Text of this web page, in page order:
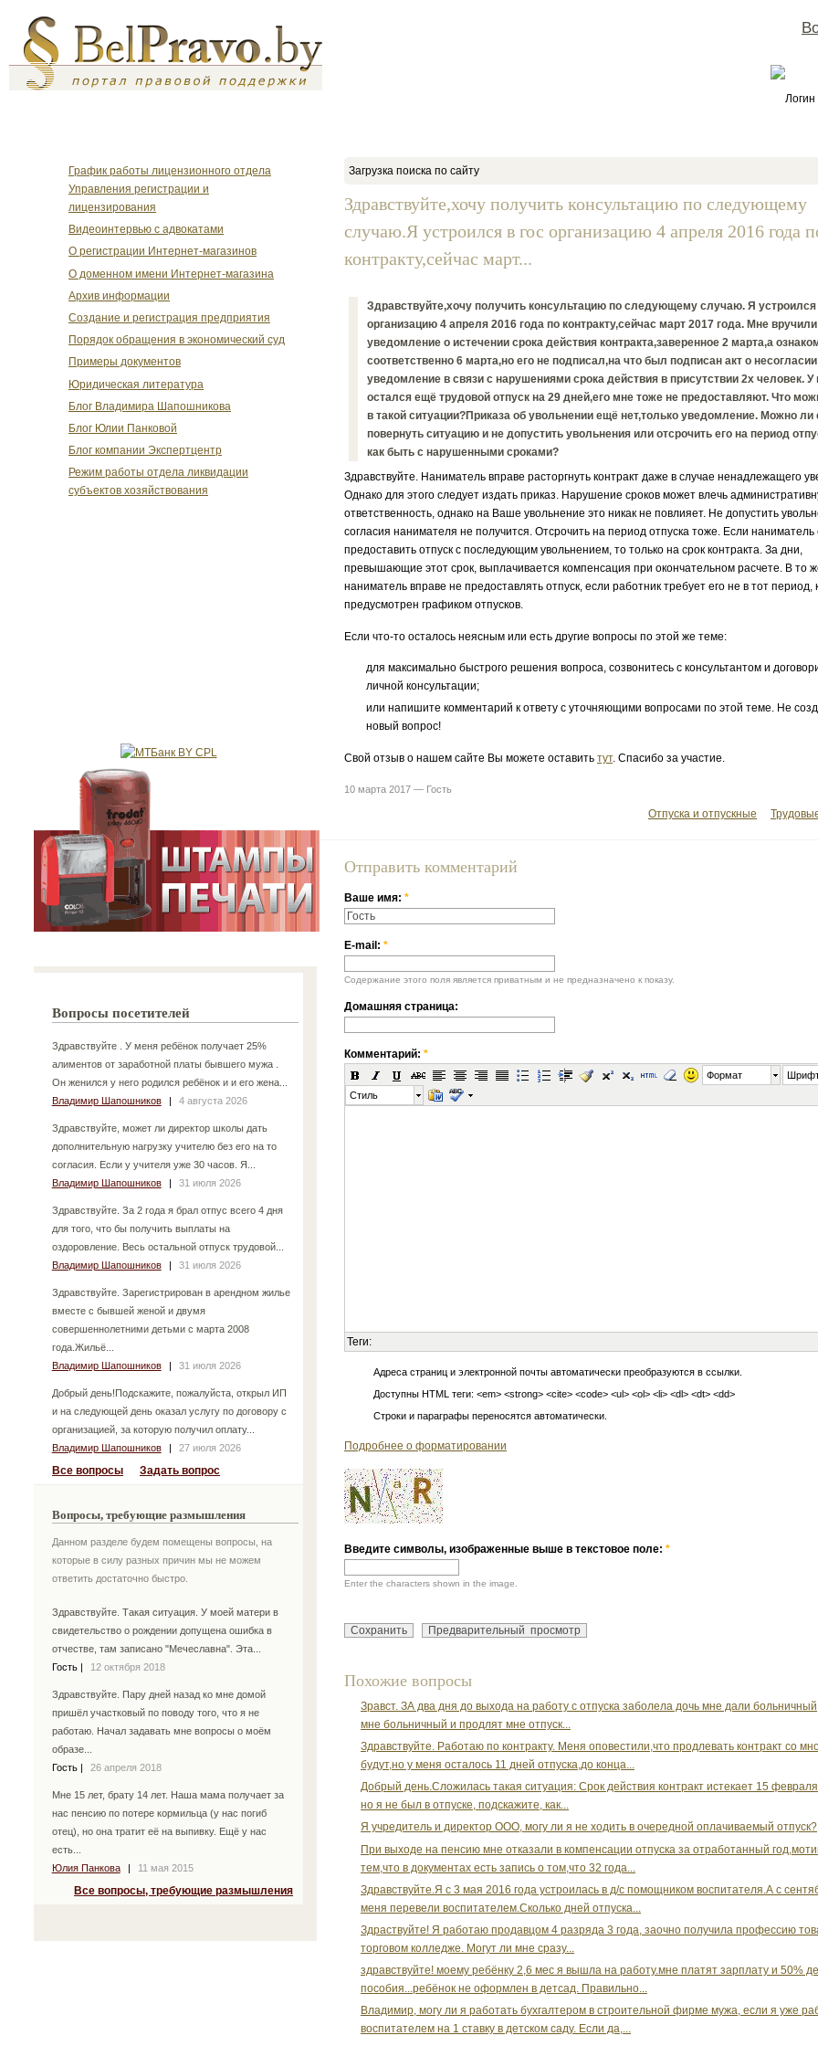
Логин
График работы лицензионного отдела
Управления регистрации и
лицензирования
Видеоинтервью с адвокатами
О регистрации Интернет-магазинов
О доменном имени Интернет-магазина
Архив информации
Создание и регистрация предприятия
Порядок обращения в экономический суд
Примеры документов
Юридическая литература
Блог Владимира Шапошникова
Блог Юлии Панковой
Блог компании Экспертцентр
Режим работы отдела ликвидации
субъектов хозяйствования
Вопросы посетителей
Здравствуйте . У меня ребёнок получает 25%
алиментов от заработной платы бывшего мужа .
Он женился у него родился ребёнок и и его жена...
Владимир Шапошников
| 4 августа 2026
Здравствуйте, может ли директор школы дать
дополнительную нагрузку учителю без его на то
согласия. Если у учителя уже 30 часов. Я...
Владимир Шапошников
| 31 июля 2026
Здравствуйте. За 2 года я брал отпус всего 4 дня
для того, что бы получить выплаты на
оздоровление. Весь остальной отпуск трудовой...
Владимир Шапошников
| 31 июля 2026
Здравствуйте. Зарегистрирован в арендном жилье
вместе с бывшей женой и двумя
совершеннолетними детьми с марта 2008
года.Жильё...
Владимир Шапошников
| 31 июля 2026
Добрый день!Подскажите, пожалуйста, открыл ИП
и на следующей день оказал услугу по договору с
организацией, за которую получил оплату...
Владимир Шапошников
| 27 июля 2026
Все вопросы Задать вопрос
Вопросы, требующие размышления
Данном разделе будем помещены вопросы, на
которые в силу разных причин мы не можем
ответить достаточно быстро.
Здравствуйте. Такая ситуация. У моей матери в
свидетельство о рождении допущена ошибка в
отчестве, там записано "Мечеславна". Эта...
Гость
12 октября 2018
Здравствуйте. Пару дней назад ко мне домой
пришёл участковый по поводу того, что я не
работаю. Начал задавать мне вопросы о моём
образе...
Гость
26 апреля 2018
Мне 15 лет, брату 14 лет. Наша мама получает за
нас пенсию по потере кормильца (у нас погиб
отец), но она тратит её на выпивку. Ещё у нас
есть...
Юлия Панкова
11 мая 2015
Все вопросы, требующие размышления
Загрузка поиска по сайту
Здравствуйте,хочу получить консультацию по следующему
случаю.Я устроился в гос организацию 4 апреля 2016 года
контракту,сейчас март...
Здравствуйте,хочу получить консультацию по следующему случаю. Я устроился
организацию 4 апреля 2016 года по контракту,сейчас март 2017 года. Мне
уведомление о истечении срока действия контракта,заверенное 2 марта,а
соответственно 6 марта,но его не подписал,на что был подписан акт о
уведомление в связи с нарушениями срока действия в присутствии 2х человек. У
остался ещё трудовой отпуск на 29 дней,его мне тоже не предоставляют. Что
в такой ситуации?Приказа об увольнении ещё нет,только уведомление. Можно ли
повернуть ситуацию и не допустить увольнения или отсрочить его на период
как быть с нарушенными сроками?
Здравствуйте. Наниматель вправе расторгнуть контракт даже в случае ненадлежащего
Однако для этого следует издать приказ. Нарушение сроков может влечь
ответственность, однако на Ваше увольнение это никак не повлияет. Не допустить
согласия нанимателя не получится. Отсрочить на период отпуска тоже. Если наниматель
предоставить отпуск с последующим увольнением, то только на срок контракта. За дни,
превышающие этот срок, выплачивается компенсация при окончательном расчете. В то
наниматель вправе не предоставлять отпуск, если работник требует его не в тот период,
предусмотрен графиком отпусков.
Если что-то осталось неясным или есть другие вопросы по этой же теме:
для максимально быстрого решения вопроса, созвонитесь с консультантом и
личной консультации;
или напишите комментарий к ответу с уточняющими вопросами по этой теме. Не
новый вопрос!
Свой отзыв о нашем сайте Вы можете оставить тут. Спасибо за участие.
10 марта 2017 — Гость
Отпуска и отпускные
Отправить комментарий
Ваше имя: *
E-mail: *
Содержание этого поля является приватным и не предназначено к показу.
Домашняя страница:
Комментарий: *
Формат
Стиль
Теги:
Адреса страниц и электронной почты автоматически преобразуются в ссылки.
Доступны HTML теги: <em> <strong> <cite> <code> <ul> <ol> <li> <dl> <dt> <dd>
Строки и параграфы переносятся автоматически.
Подробнее о форматировании
Введите символы, изображенные выше в текстовое поле: *
Enter the characters shown in the image.
Похожие вопросы
Зравст. ЗА два дня до выхода на работу с отпуска заболела дочь мне дали
мне больничный и продлят мне отпуск...
Здравствуйте. Работаю по контракту. Меня оповестили,что продлевать контракт со
будут,но у меня осталось 11 дней отпуска,до конца...
Добрый день.Сложилась такая ситуация: Срок действия контракт истекает 15
но я не был в отпуске, подскажите, как...
Я учредитель и директор ООО, могу ли я не ходить в очередной оплачиваемый отпуск?
При выходе на пенсию мне отказали в компенсации отпуска за отработанный
тем,что в документах есть запись о том,что 32 года...
Здравствуйте.Я с 3 мая 2016 года устроилась в д/с помощником воспитателя.А с
меня перевели воспитателем.Сколько дней отпуска...
Здраствуйте! Я работаю продавцом 4 разряда 3 года, заочно получила профессию
торговом колледже. Могут ли мне сразу...
здравствуйте! моему ребёнку 2,6 мес я вышла на работу.мне платят зарплату и 50%
пособия...ребёнок не оформлен в детсад. Правильно...
Владимир, могу ли я работать бухгалтером в строительной фирме мужа, если я уже
воспитателем на 1 ставку в детском саду. Если да,...